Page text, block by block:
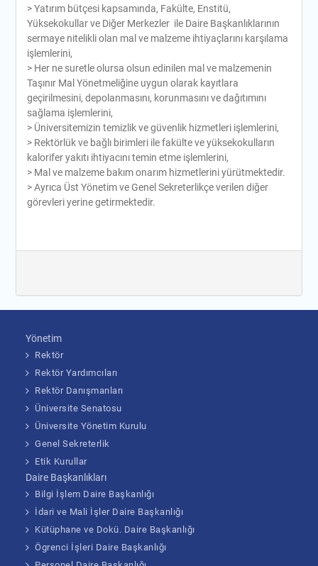
> Yatırım bütçesi kapsamında, Fakülte, Enstitü,
Yüksekokullar ve Diğer Merkezler ile Daire Başkanlıklarının
sermaye nitelikli olan mal ve malzeme ihtiyaçlarını karşılama
işlemlerini,
> Her ne suretle olursa olsun edinilen mal ve malzemenin
Taşınır Mal Yönetmeliğine uygun olarak kayıtlara
geçirilmesini, depolanmasını, korunmasını ve dağıtımını
sağlama işlemlerini,
> Üniversitemizin temizlik ve güvenlik hizmetleri işlemlerini,
> Rektörlük ve bağlı birimleri ile fakülte ve yüksekokulların
kalorifer yakıtı ihtiyacını temin etme işlemlerini,
> Mal ve malzeme bakım onarım hizmetlerini yürütmektedir.
> Ayrıca Üst Yönetim ve Genel Sekreterlikçe verilen diğer
görevleri yerine getirmektedir.
Yönetim
Rektör
Rektör Yardımcıları
Rektör Danışmanları
Üniversite Senatosu
Üniversite Yönetim Kurulu
Genel Sekreterlik
Etik Kurullar
Daire Başkanlıkları
Bilgi İşlem Daire Başkanlığı
İdari ve Mali İşler Daire Başkanlığı
Kütüphane ve Dokü. Daire Başkanlığı
Ögrenci İşleri Daire Başkanlığı